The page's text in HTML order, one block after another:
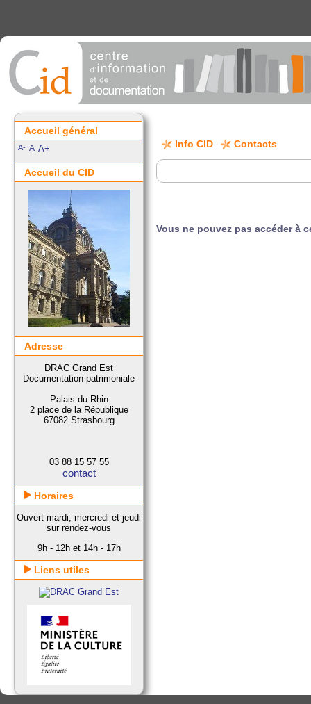
Info CID Contacts
Vous ne pouvez pas accéder à
Accueil général
A- A A+
Accueil du CID
Adresse
DRAC Grand Est
Documentation patrimoniale
Palais du Rhin
2 place de la République
67082 Strasbourg
03 88 15 57 55
contact
Horaires
Ouvert mardi, mercredi et jeudi
sur rendez-vous
9h - 12h et 14h - 17h
Liens utiles